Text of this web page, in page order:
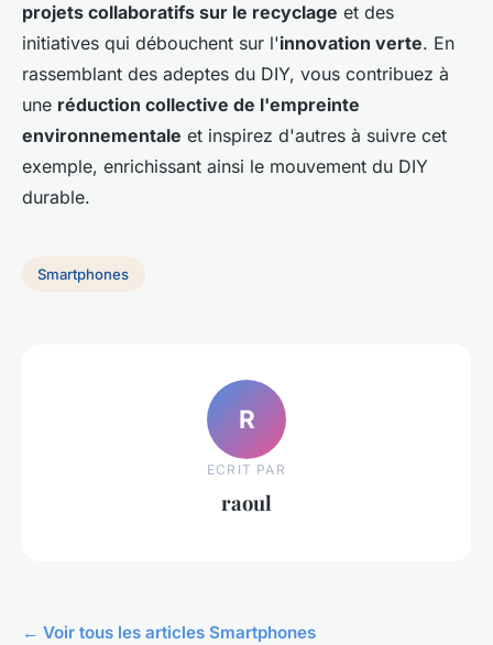
projets collaboratifs sur le recyclage et des
initiatives qui débouchent sur l'innovation verte. En
rassemblant des adeptes du DIY, vous contribuez à
une réduction collective de l'empreinte
environnementale et inspirez d'autres à suivre cet
exemple, enrichissant ainsi le mouvement du DIY
durable.
Smartphones
R
ECRIT PAR
raoul
← Voir tous les articles Smartphones